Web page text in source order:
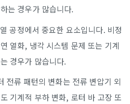
는 경우가 많습니다.
공정에서 중요한 요소입니다. 비정
열화, 냉각 시스템 문제 또는 기계
경우가 많습니다.
전류 패턴의 변화는 전류 변압기 외
기계적 부하 변화, 로터 바 고장 또